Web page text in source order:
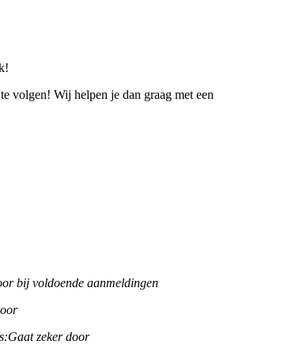
volgen! Wij helpen je dan graag met een
bij voldoende aanmeldingen
Gaat zeker door